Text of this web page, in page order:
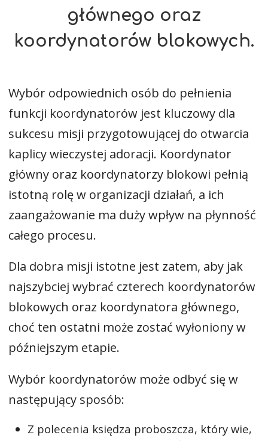
głównego oraz
koordynatorów blokowych.
Wybór odpowiednich osób do pełnienia
funkcji koordynatorów jest kluczowy dla
sukcesu misji przygotowującej do otwarcia
kaplicy wieczystej adoracji. Koordynator
główny oraz koordynatorzy blokowi pełnią
istotną rolę w organizacji działań, a ich
zaangażowanie ma duży wpływ na płynność
całego procesu.
Dla dobra misji istotne jest zatem, aby jak
najszybciej wybrać czterech koordynatorów
blokowych oraz koordynatora głównego,
choć ten ostatni może zostać wyłoniony w
późniejszym etapie.
Wybór koordynatorów może odbyć się w
następujący sposób:
Z polecenia księdza proboszcza, który wie,